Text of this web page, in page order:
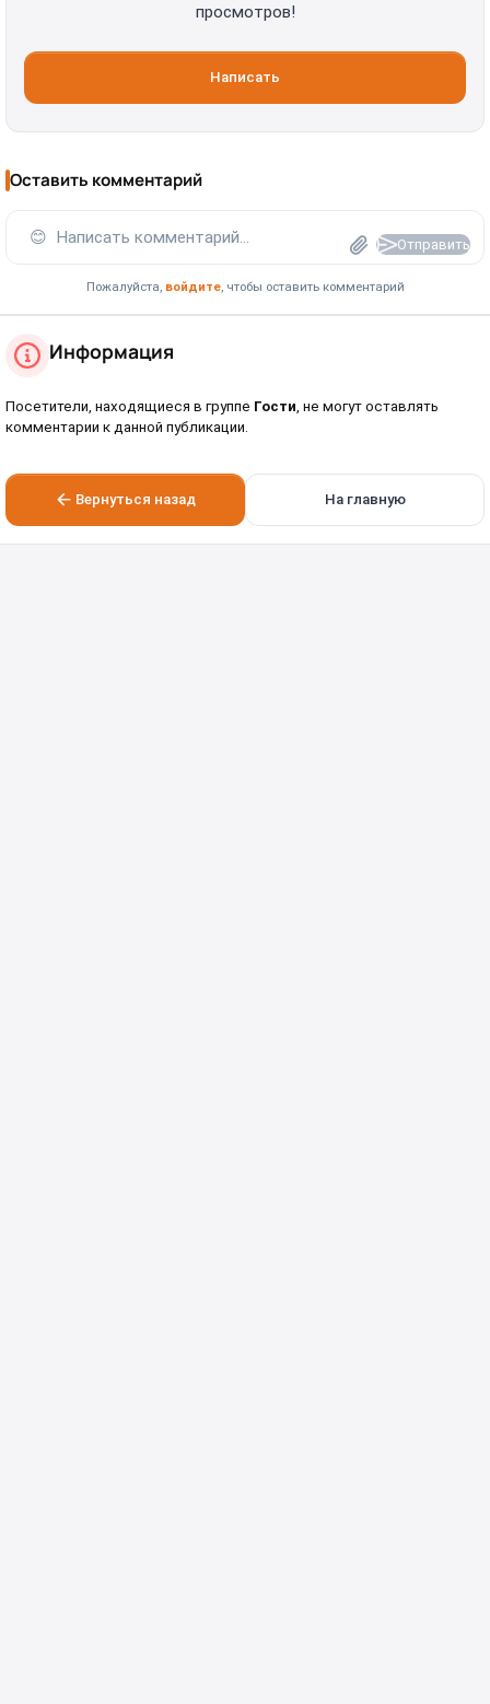
просмотров!
Написать
Оставить комментарий
😊 Написать комментарий... Отправить
Пожалуйста, войдите, чтобы оставить комментарий
Информация
Посетители, находящиеся в группе Гости , не могут оставлять
комментарии к данной публикации.
Вернуться назад На главную